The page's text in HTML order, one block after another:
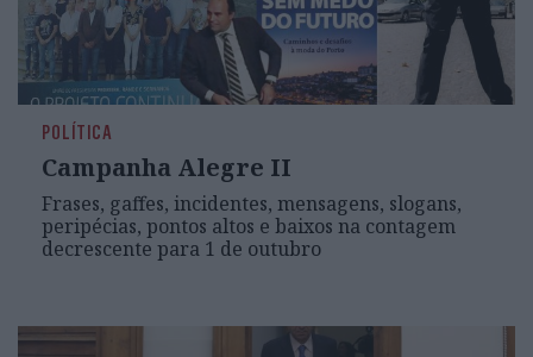
POLÍTICA
Campanha Alegre II
Frases, gaffes, incidentes, mensagens, slogans,
peripécias, pontos altos e baixos na contagem
decrescente para 1 de outubro